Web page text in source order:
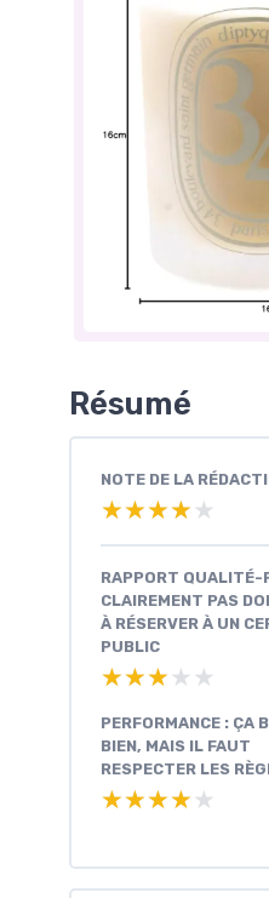
Résumé
NOTE DE LA
★★★★★
★★★★★
RAPPORT QUALITÉ-
CLAIREMENT PAS
À RÉSERVER À UN
PUBLIC
★★★★★
★★★★★
PERFORMANCE : ÇA
BIEN, MAIS IL FAUT
RESPECTER LES
★★★★★
★★★★★